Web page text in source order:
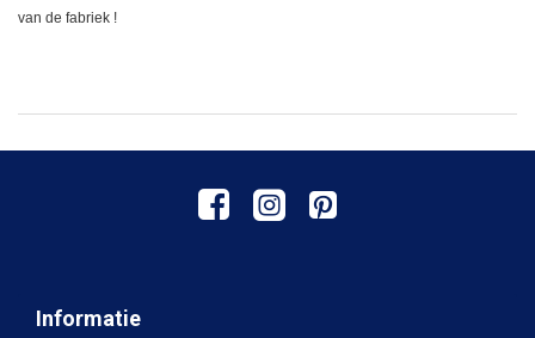
van de fabriek !
Informatie